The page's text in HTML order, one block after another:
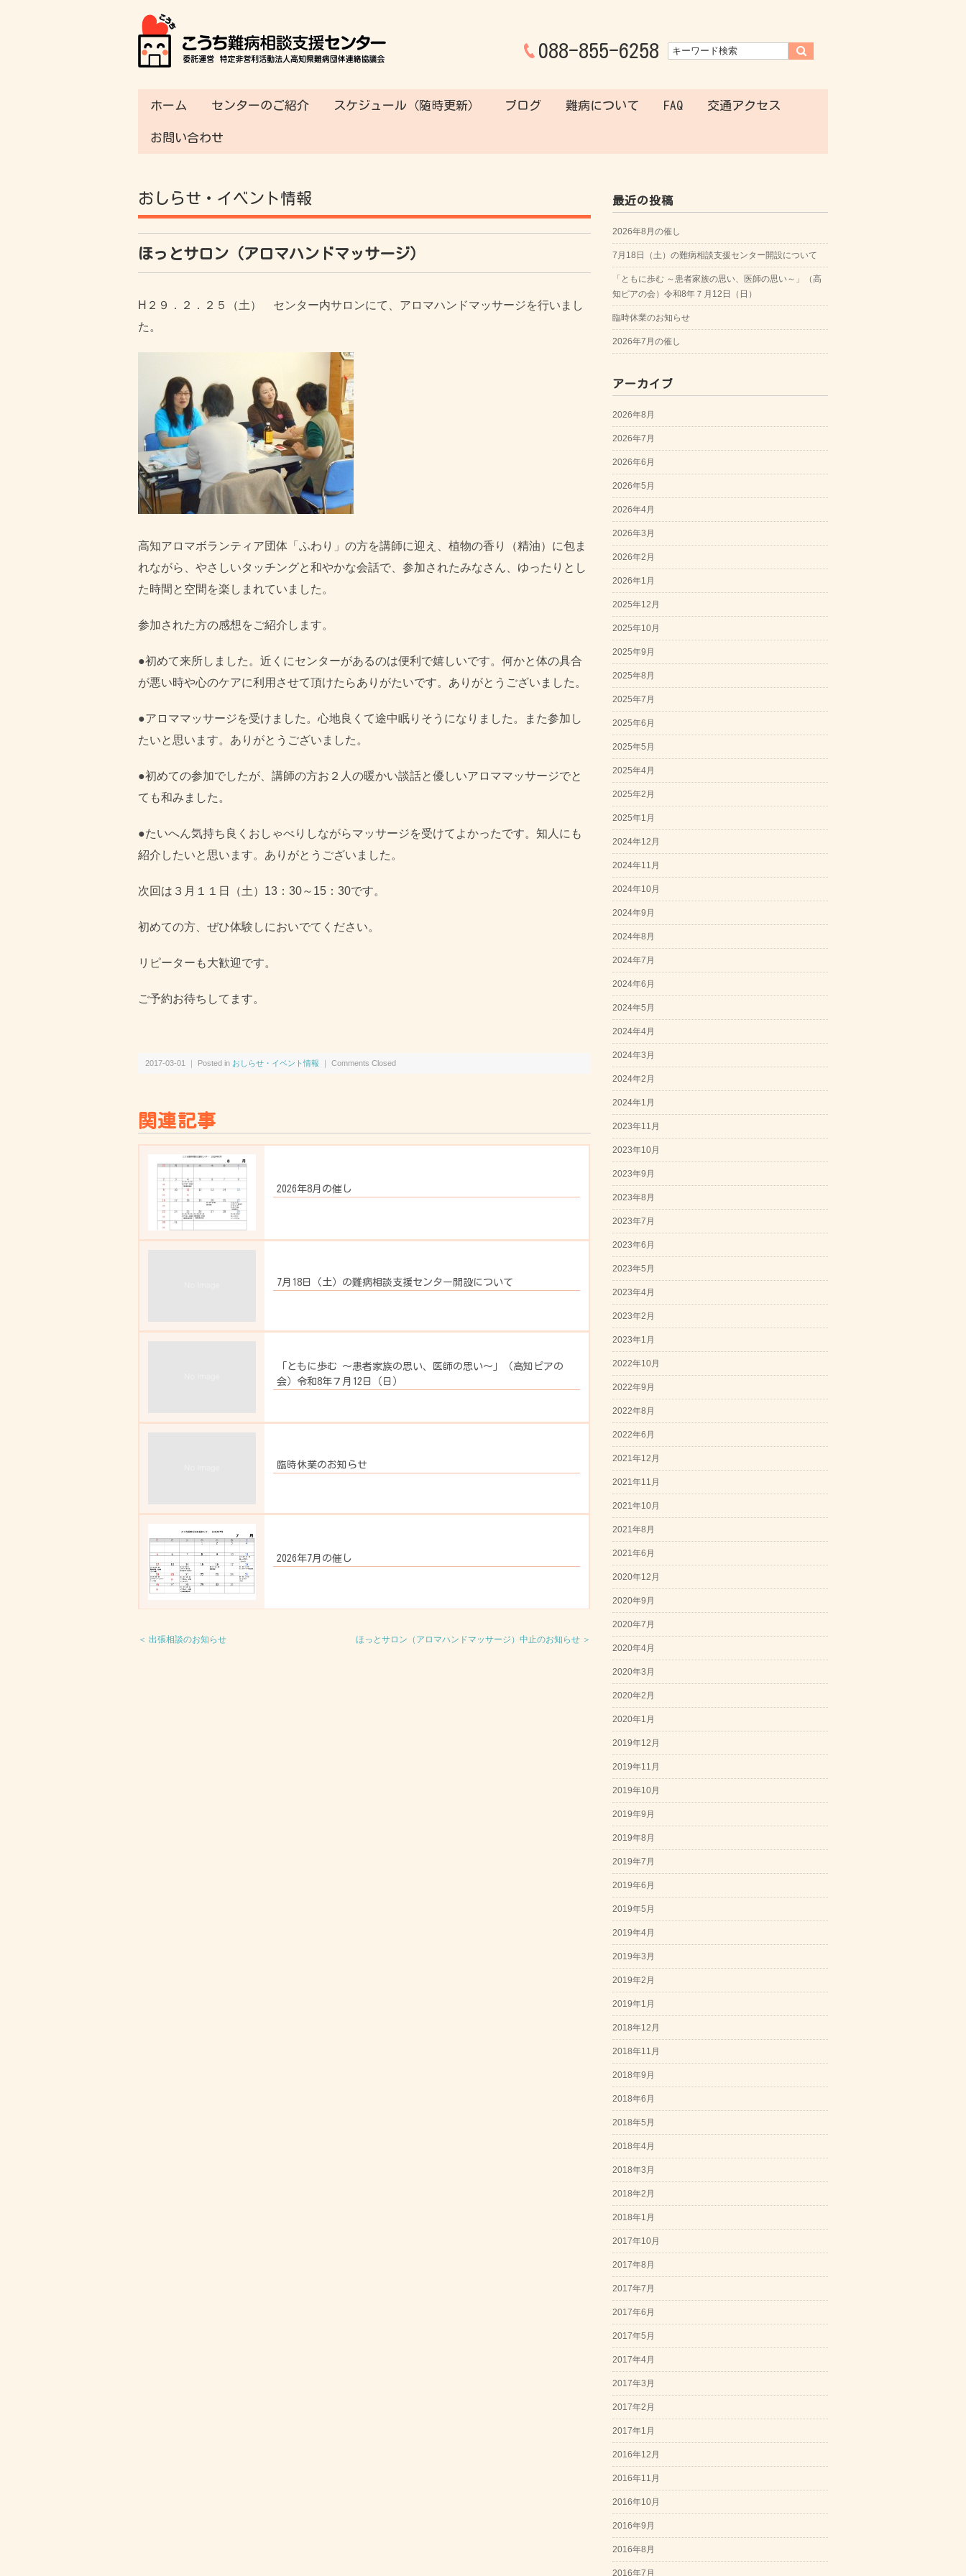
088-855-6258
ホーム センターのご紹介 スケジュール（随時更新） ブログ 難病について FAQ 交通アクセス
お問い合わせ
おしらせ・イベント情報
ほっとサロン（アロマハンドマッサージ）
H２９．２．２５（土） センター内サロンにて、アロマハンドマッサージを行いまし
た。
高知アロマボランティア団体「ふわり」の方を講師に迎え、植物の香り（精油）に包ま
れながら、やさしいタッチングと和やかな会話で、参加されたみなさん、ゆったりとし
た時間と空間を楽しまれていました。
参加された方の感想をご紹介します。
●初めて来所しました。近くにセンターがあるのは便利で嬉しいです。何かと体の具合
が悪い時や心のケアに利用させて頂けたらありがたいです。ありがとうございました。
●アロママッサージを受けました。心地良くて途中眠りそうになりました。また参加し
たいと思います。ありがとうございました。
●初めての参加でしたが、講師の方お２人の暖かい談話と優しいアロママッサージでと
ても和みました。
●たいへん気持ち良くおしゃべりしながらマッサージを受けてよかったです。知人にも
紹介したいと思います。ありがとうございました。
次回は３月１１日（土）13：30～15：30です。
初めての方、ぜひ体験しにおいでてください。
リピーターも大歓迎です。
ご予約お待ちしてます。
2017-03-01 ｜ Posted in おしらせ・イベント情報 ｜ Comments Closed
関連記事
2026年8月の催し
7月18日（土）の難病相談支援センター開設について
「ともに歩む ～患者家族の思い、医師の思い～」（高知ピアの
会）令和8年７月12日（日）
臨時休業のお知らせ
2026年7月の催し
＜ 出張相談のお知らせ ほっとサロン（アロマハンドマッサージ）中止のお知らせ ＞
最近の投稿
2026年8月の催し
7月18日（土）の難病相談支援センター開設について
「ともに歩む ～患者家族の思い、医師の思い～」（高
知ピアの会）令和8年７月12日（日）
臨時休業のお知らせ
2026年7月の催し
アーカイブ
2026年8月
2026年7月
2026年6月
2026年5月
2026年4月
2026年3月
2026年2月
2026年1月
2025年12月
2025年10月
2025年9月
2025年8月
2025年7月
2025年6月
2025年5月
2025年4月
2025年2月
2025年1月
2024年12月
2024年11月
2024年10月
2024年9月
2024年8月
2024年7月
2024年6月
2024年5月
2024年4月
2024年3月
2024年2月
2024年1月
2023年11月
2023年10月
2023年9月
2023年8月
2023年7月
2023年6月
2023年5月
2023年4月
2023年2月
2023年1月
2022年10月
2022年9月
2022年8月
2022年6月
2021年12月
2021年11月
2021年10月
2021年8月
2021年6月
2020年12月
2020年9月
2020年7月
2020年4月
2020年3月
2020年2月
2020年1月
2019年12月
2019年11月
2019年10月
2019年9月
2019年8月
2019年7月
2019年6月
2019年5月
2019年4月
2019年3月
2019年2月
2019年1月
2018年12月
2018年11月
2018年9月
2018年6月
2018年5月
2018年4月
2018年3月
2018年2月
2018年1月
2017年10月
2017年8月
2017年7月
2017年6月
2017年5月
2017年4月
2017年3月
2017年2月
2017年1月
2016年12月
2016年11月
2016年10月
2016年9月
2016年8月
2016年7月